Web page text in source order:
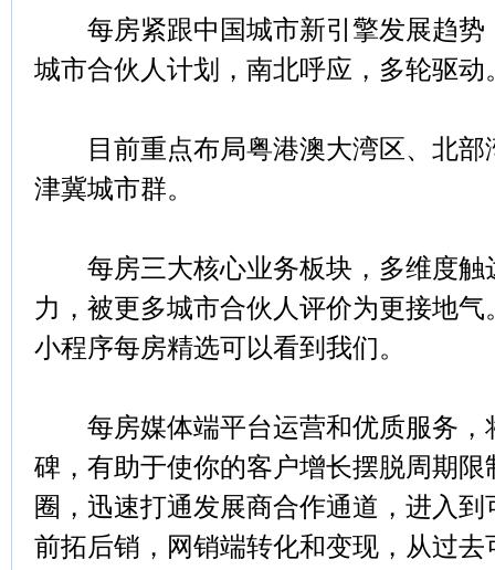
每房紧跟中国城市新引擎发展趋势
城市合伙人计划，南北呼应，多轮驱动
目前重点布局粤港澳大湾区、北部
津冀城市群。
每房三大核心业务板块，多维度触
力，被更多城市合伙人评价为更接地
小程序每房精选可以看到我们。
每房媒体端平台运营和优质服务，
碑，有助于使你的客户增长摆脱周期
圈，迅速打通发展商合作通道，进入
前拓后销，网销端转化和变现，从过